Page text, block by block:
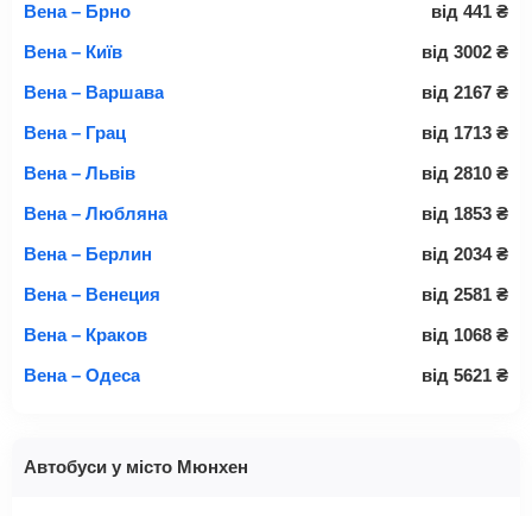
Вена – Брно
від 441 ₴
Вена – Київ
від 3002 ₴
Вена – Варшава
від 2167 ₴
Вена – Грац
від 1713 ₴
Вена – Львів
від 2810 ₴
Вена – Любляна
від 1853 ₴
Вена – Берлин
від 2034 ₴
Вена – Венеция
від 2581 ₴
Вена – Краков
від 1068 ₴
Вена – Одеса
від 5621 ₴
Автобуси у місто Мюнхен